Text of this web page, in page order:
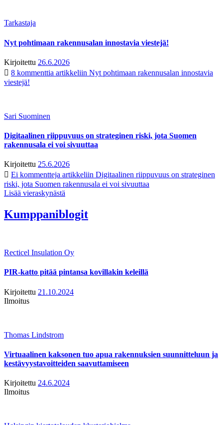
Tarkastaja
Nyt pohtimaan rakennusalan innostavia viestejä!
Kirjoitettu 26.6.2026
8 kommenttia artikkeliin Nyt pohtimaan rakennusalan innostavia
viestejä!
Sari Suominen
Digitaalinen riippuvuus on strateginen riski, jota Suomen
rakennusala ei voi sivuuttaa
Kirjoitettu 25.6.2026
Ei kommentteja artikkeliin Digitaalinen riippuvuus on strateginen
riski, jota Suomen rakennusala ei voi sivuuttaa
Lisää vieraskynästä
Kumppaniblogit
Recticel Insulation Oy
PIR-katto pitää pintansa kovillakin keleillä
Kirjoitettu 21.10.2024
Ilmoitus
Thomas Lindstrom
Virtuaalinen kaksonen tuo apua rakennuksien suunnitteluun ja
kestävyystavoitteiden saavuttamiseen
Kirjoitettu 24.6.2024
Ilmoitus